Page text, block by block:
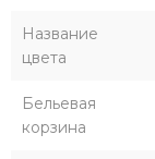
Название
цвета
Бельевая
корзина